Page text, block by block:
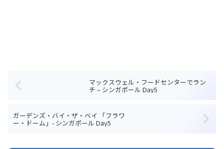
マックスウェル・フードセンターでラン
チ – シンガポール Day5
ガーデンズ・バイ・ザ・ベイ 「フラワ
ー・ドーム」- シンガポール Day5